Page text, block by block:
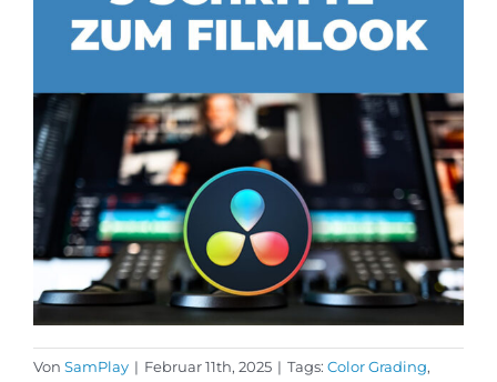
Von SamPlay | Februar 11th, 2025 | Tags: Color Grading,